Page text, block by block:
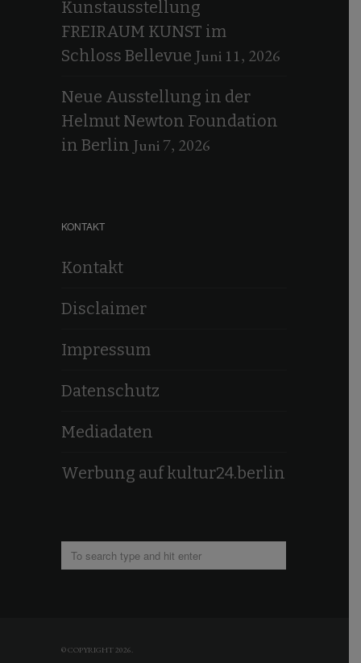
Kunstausstellung
FREIRAUM KUNST im
Schloss Bellevue Juni 11, 2026
Neue Ausstellung in der
Helmut Newton Foundation
in Berlin Juni 7, 2026
KONTAKT
Kontakt
Disclaimer
Impressum
Datenschutz
Mediadaten
Werbung auf kultur24.berlin
© COPYRIGHT 2026.